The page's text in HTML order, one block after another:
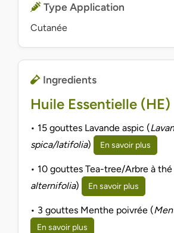
Type Application
Cutanée
Ingredients
Huile Essentielle (HE)
• 15 gouttes Lavande aspic (
spica/latifolia) En savoir plus
• 10 gouttes Tea-tree/Arbre à thé
alternifolia) En savoir plus
• 3 gouttes Menthe poivrée (
En savoir plus